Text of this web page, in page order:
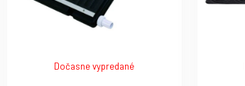
Dočasne vypredané